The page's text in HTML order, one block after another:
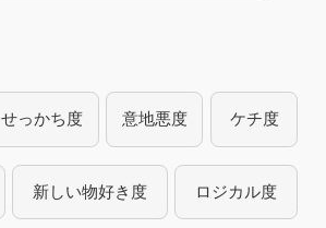
せっかち度 意地悪度 ケチ度
新しい物好き度 ロジカル度